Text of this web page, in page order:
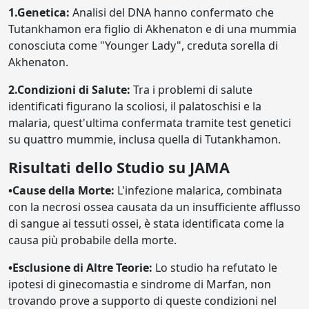
1.Genetica: Analisi del DNA hanno confermato che
Tutankhamon era figlio di Akhenaton e di una mummia
conosciuta come "Younger Lady", creduta sorella di
Akhenaton.
2.Condizioni di Salute: Tra i problemi di salute
identificati figurano la scoliosi, il palatoschisi e la
malaria, quest'ultima confermata tramite test genetici
su quattro mummie, inclusa quella di Tutankhamon.
Risultati dello Studio su JAMA
•Cause della Morte: L'infezione malarica, combinata
con la necrosi ossea causata da un insufficiente afflusso
di sangue ai tessuti ossei, è stata identificata come la
causa più probabile della morte.
•Esclusione di Altre Teorie: Lo studio ha refutato le
ipotesi di ginecomastia e sindrome di Marfan, non
trovando prove a supporto di queste condizioni nel